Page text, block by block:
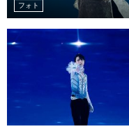
フォト